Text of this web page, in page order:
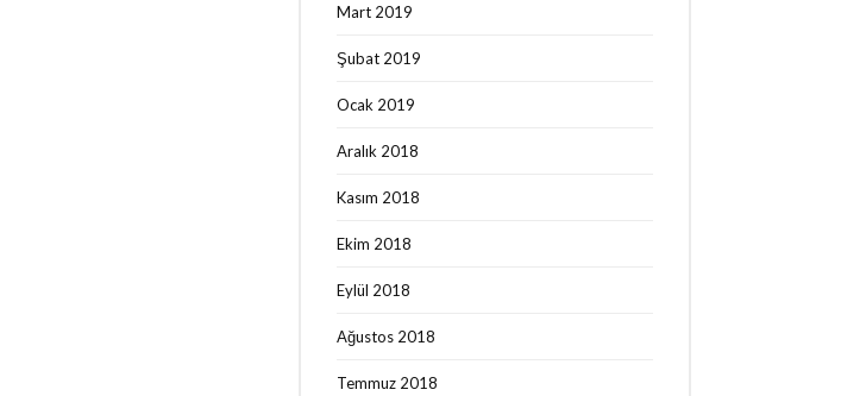
Mart 2019
Şubat 2019
Ocak 2019
Aralık 2018
Kasım 2018
Ekim 2018
Eylül 2018
Ağustos 2018
Temmuz 2018